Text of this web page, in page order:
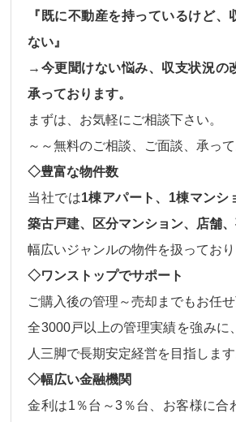
『既に不動産を持っているけど、
ない』
→今更聞けない悩み、収支状況の
承っております。
まずは、お気軽にご相談下さい。
～～無料のご相談、ご面談、承っ
◇豊富な物件数
当社では1棟アパート、1棟マンシ
築古戸建、区分マンション、店舗
幅広いジャンルの物件を扱っており
◇ワンストップでサポート
ご購入後の管理～売却 までもお任
全3000戸以上の管理実績を強みに
人三脚で長期安定経営を目指します
◇幅広い金融機関
金利は1％台～3％台、 お客様に合